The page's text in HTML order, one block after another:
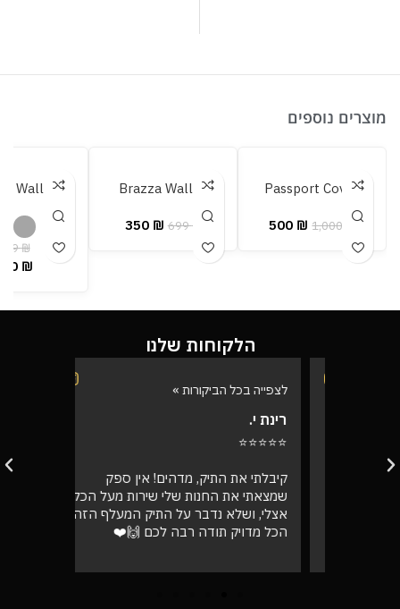
מוצרים נוספים
Passport Cover
1,000 ₪
500 ₪
Brazza Wallet
699₪
350 ₪
Wallet
₪
₪
הלקוחות שלנו
לצפייה בכל הביקורות »
רינת י.
⭐⭐⭐⭐⭐
קיבלתי את התיק, מדהים! אין ספק
שמצאתי את החנות שלי שירות מעל הכל
אצלי, ושלא נדבר על התיק המעלף הזה.
הכל מדויק תודה רבה לכם 🙌❤️